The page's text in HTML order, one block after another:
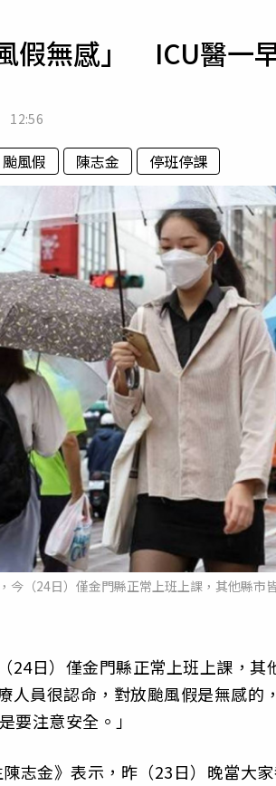
專欄
假無感」 ICU醫一
12:56
颱風假 陳志金 停班停課
今（24日）僅金門縣正常上班上課，其他縣市
24日）僅金門縣正常上班上課，
人員很認命，對放颱風假是無感的
要注意安全。」
志金》表示，昨（23日）晚當大